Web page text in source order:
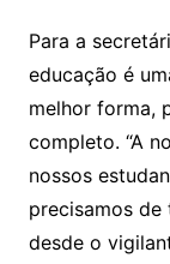
Para a
educação é
melhor forma,
completo. “A
nossos
precisamos
desde o